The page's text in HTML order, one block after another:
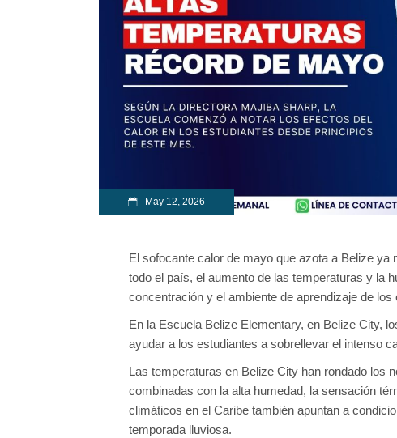
May 12, 2026
El sofocante calor de mayo que azota a Belize
todo el país, el aumento de las temperaturas y la
concentración y el ambiente de aprendizaje de los
En la Escuela Belize Elementary, en Belize City,
ayudar a los estudiantes a sobrellevar el intenso
Las temperaturas en Belize City han rondado los
combinadas con la alta humedad, la sensación
climáticos en el Caribe también apuntan a
temporada lluviosa.